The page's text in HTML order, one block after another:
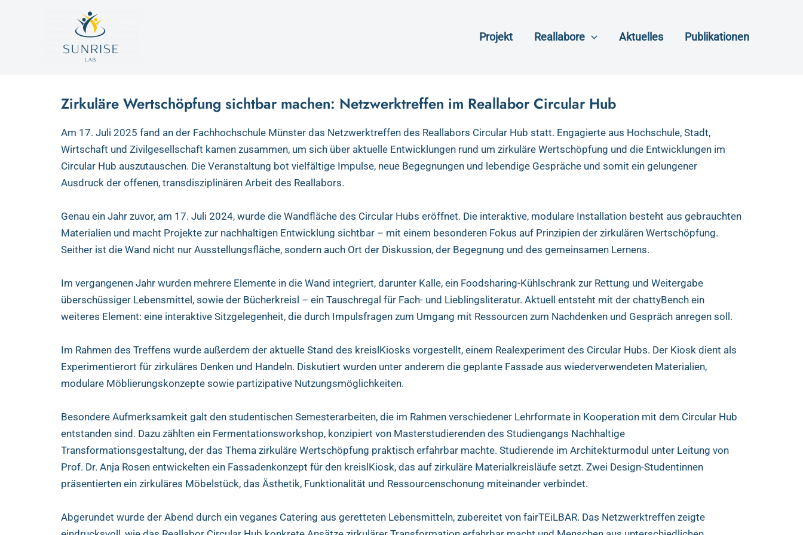
Projekt Reallabore Aktuelles Publikationen
Zirkuläre Wertschöpfung sichtbar machen: Netzwerktreffen im Reallabor Circular Hub
Am 17. Juli 2025 fand an der Fachhochschule Münster das Netzwerktreffen des Reallabors Circular Hub statt. Engagierte aus Hochschule, Stadt,
Wirtschaft und Zivilgesellschaft kamen zusammen, um sich über aktuelle Entwicklungen rund um zirkuläre Wertschöpfung und die Entwicklungen im
Circular Hub auszutauschen. Die Veranstaltung bot vielfältige Impulse, neue Begegnungen und lebendige Gespräche und somit ein gelungener
Ausdruck der offenen, transdisziplinären Arbeit des Reallabors.
Genau ein Jahr zuvor, am 17. Juli 2024, wurde die Wandfläche des Circular Hubs eröffnet. Die interaktive, modulare Installation besteht aus gebrauchten
Materialien und macht Projekte zur nachhaltigen Entwicklung sichtbar – mit einem besonderen Fokus auf Prinzipien der zirkulären Wertschöpfung.
Seither ist die Wand nicht nur Ausstellungsfläche, sondern auch Ort der Diskussion, der Begegnung und des gemeinsamen Lernens.
Im vergangenen Jahr wurden mehrere Elemente in die Wand integriert, darunter Kalle, ein Foodsharing-Kühlschrank zur Rettung und Weitergabe
überschüssiger Lebensmittel, sowie der Bücherkreisl – ein Tauschregal für Fach- und Lieblingsliteratur. Aktuell entsteht mit der chattyBench ein
weiteres Element: eine interaktive Sitzgelegenheit, die durch Impulsfragen zum Umgang mit Ressourcen zum Nachdenken und Gespräch anregen soll.
Im Rahmen des Treffens wurde außerdem der aktuelle Stand des kreislKiosks vorgestellt, einem Realexperiment des Circular Hubs. Der Kiosk dient als
Experimentierort für zirkuläres Denken und Handeln. Diskutiert wurden unter anderem die geplante Fassade aus wiederverwendeten Materialien,
modulare Möblierungskonzepte sowie partizipative Nutzungsmöglichkeiten.
Besondere Aufmerksamkeit galt den studentischen Semesterarbeiten, die im Rahmen verschiedener Lehrformate in Kooperation mit dem Circular Hub
entstanden sind. Dazu zählten ein Fermentationsworkshop, konzipiert von Masterstudierenden des Studiengangs Nachhaltige
Transformationsgestaltung, der das Thema zirkuläre Wertschöpfung praktisch erfahrbar machte. Studierende im Architekturmodul unter Leitung von
Prof. Dr. Anja Rosen entwickelten ein Fassadenkonzept für den kreislKiosk, das auf zirkuläre Materialkreisläufe setzt. Zwei Design-Studentinnen
präsentierten ein zirkuläres Möbelstück, das Ästhetik, Funktionalität und Ressourcenschonung miteinander verbindet.
Abgerundet wurde der Abend durch ein veganes Catering aus geretteten Lebensmitteln, zubereitet von fairTEiLBAR. Das Netzwerktreffen zeigte